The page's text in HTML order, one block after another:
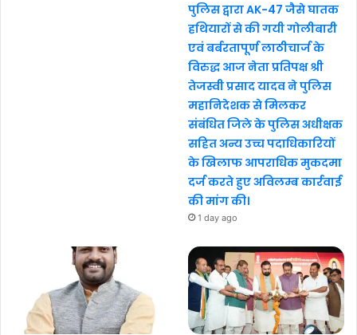
पुलिस द्वारा AK-47 जैसे घातक
हथियारों से की गयी गोलीबारी
एवं बर्बरतापूर्ण लाठीचार्ज के
विरुद्ध आज नेता प्रतिपक्ष श्री
तेजस्वी प्रसाद यादव ने पुलिस
महानिदेशक से मिलकर
संबंधित जिले के पुलिस अधीक्षक
सहित अन्य उच्च पदाधिकारियों
के खिलाफ आपराधिक मुकदमा
दर्ज करते हुए अविलम्ब कार्रवाई
की मांग की।
1 day ago